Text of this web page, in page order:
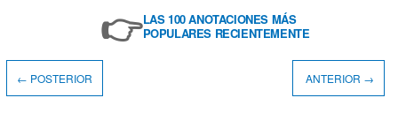
👉LAS 100 ANOTACIONES MÁS
POPULARES RECIENTEMENTE
← POSTERIOR ANTERIOR →